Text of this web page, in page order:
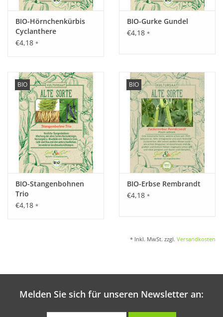
1 g
BIO-Hörnchenkürbis
Cyclanthere
€4,18 *
BIO-Gurke Gundel
€4,18 *
BIO
BIO-Stangenbohnen
Trio
€4,18 *
BIO
BIO-Erbse Rembrandt
€4,18 *
* Inkl. MwSt. zzgl. Versandkosten
Melden Sie sich für unseren Newsletter an: